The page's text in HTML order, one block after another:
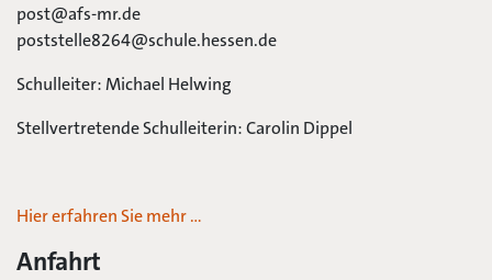
post@afs-mr.de
poststelle8264@schule.hessen.de
Schulleiter: Michael Helwing
Stellvertretende Schulleiterin: Carolin Dippel
Hier erfahren Sie mehr …
Anfahrt